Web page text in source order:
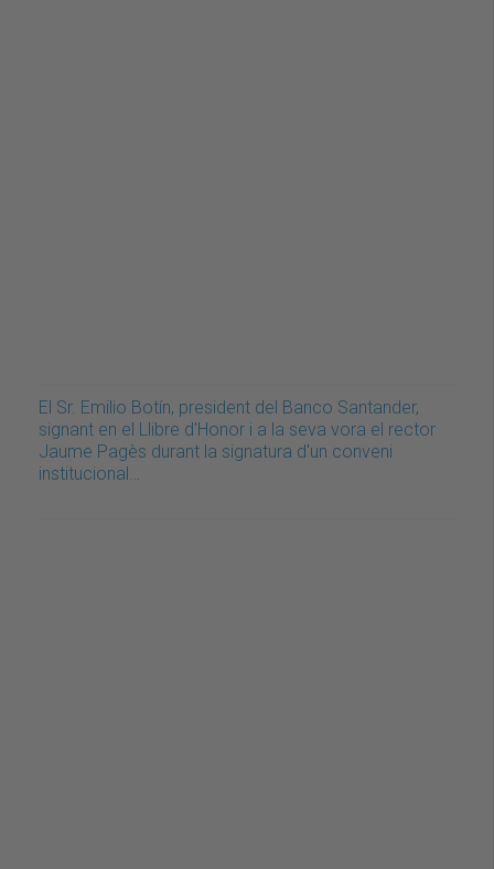
El Sr. Emilio Botín, president del Banco Santander,
signant en el Llibre d'Honor i a la seva vora el rector
Jaume Pagès durant la signatura d'un conveni
institucional…